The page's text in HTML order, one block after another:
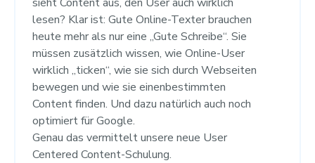
lesen? Klar ist: Gute Online-Texter brauchen
heute mehr als nur eine „Gute Schreibe“. Sie
müssen zusätzlich wissen, wie Online-User
wirklich „ticken“, wie sie sich durch Webseiten
bewegen und wie sie einenbestimmten
Content finden. Und dazu natürlich auch noch
optimiert für Google.
Genau das vermittelt unsere neue User
Centered Content-Schulung.